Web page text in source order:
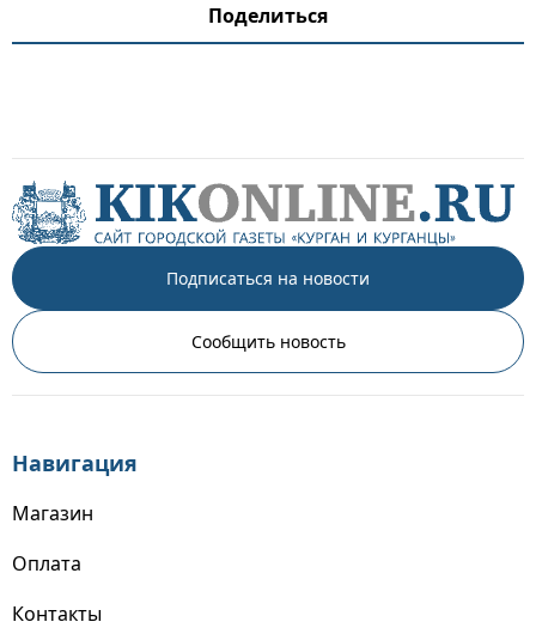
Поделиться
Подписаться на новости
Сообщить новость
Навигация
Магазин
Оплата
Контакты